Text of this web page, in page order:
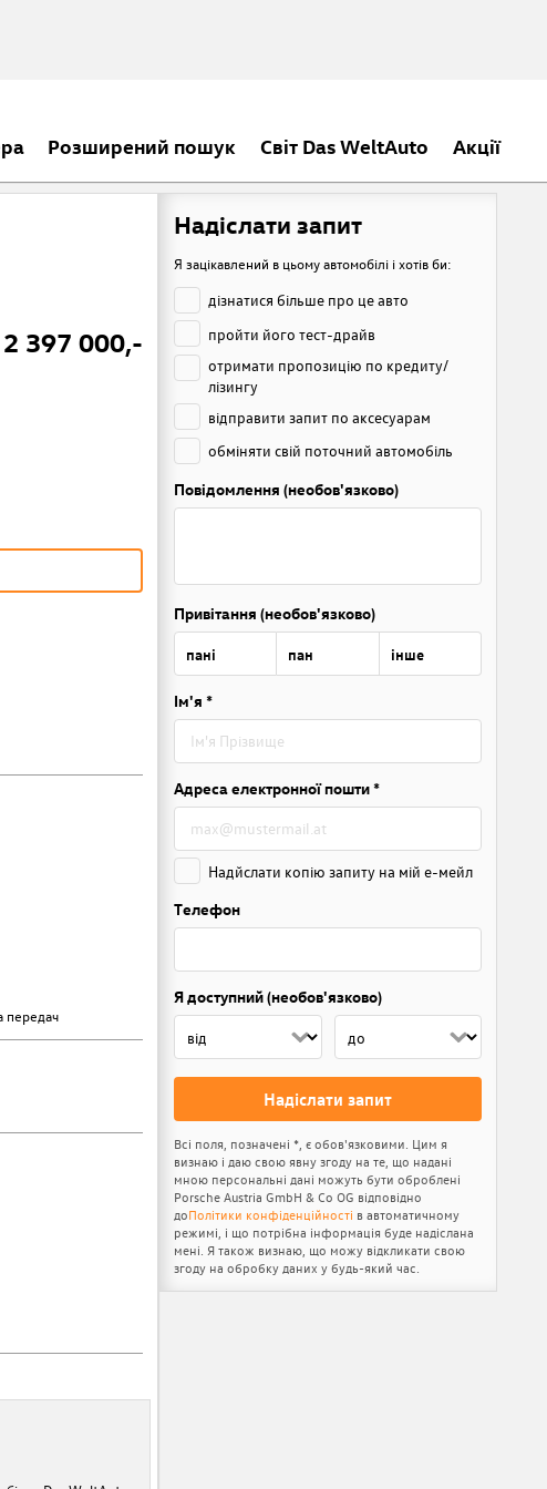
Розширений пошук Світ Das WeltAuto Акції
397 000,-
передач
Надіслати запит
Я зацікавлений в цьому автомобілі і хотів би:
дізнатися більше про це авто
пройти його тест-драйв
отримати пропозицію по кредиту/
лізингу
відправити запит по аксесуарам
обміняти свій поточний автомобіль
Повідомлення (необов'язково)
Привітання (необов'язково)
пані пан інше
Ім'я *
Адреса електронної пошти *
Надйслати копію запиту на мій е-мейл
Телефон
Я доступний (необов'язково)
Надіслати запит
Всі поля, позначені *, є обов'язковими. Цим я
визнаю і даю свою явну згоду на те, що надані
мною персональні дані можуть бути оброблені
Porsche Austria GmbH & Co OG відповідно
доПолітики конфіденційності в автоматичному
режимі, і що потрібна інформація буде надіслана
мені. Я також визнаю, що можу відкликати свою
згоду на обробку даних у будь-який час.